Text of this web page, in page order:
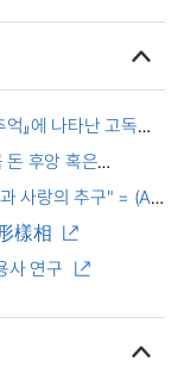
』에 나타난 고독과
돈 후앙 혹은
사랑의 추구" = (A)
Search for Identity
樣相
사 연구